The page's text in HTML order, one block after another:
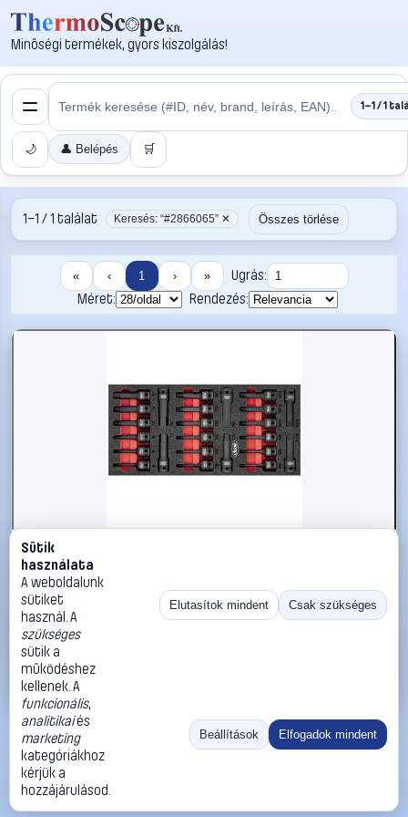
Minőségi termékek, gyors kiszolgálás!
1–1 / 1
🌙 👤 Belépés 🛒
1–1 / 1 találat Keresés: “#2866065” ✕ Összes törlése
« ‹ 1 › »
Ugrás:
Méret:
Rendezés:
#2866065
Vigor Ütvefúró dugókulcs betét készlet 1/2 (12,5 mm) 24
részes V5603
Vigor Dugókulcs készletek
86 990 Ft
Kosárba
«
Ugrás:
Méret:
Rendezés:
©2026
ThermoScope
ÁSZF
Cégbemutató
Sütik
használata
A weboldalunk
sütiket
használ. A
szükséges
sütik a
működéshez
kellenek. A
funkcionális,
analitikaiés
marketing
kategóriákhoz
kérjük a
hozzájárulásod.
Elutasítok mindent Csak szükséges
Beállítások Elfogadok mindent